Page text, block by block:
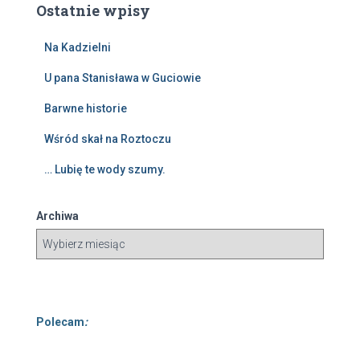
Ostatnie wpisy
Na Kadzielni
U pana Stanisława w Guciowie
Barwne historie
Wśród skał na Roztoczu
… Lubię te wody szumy.
Archiwa
Polecam: